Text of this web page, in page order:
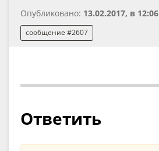
Опубликовано: 13.02.2017, в 12:06
сообщение #2607
Ответить